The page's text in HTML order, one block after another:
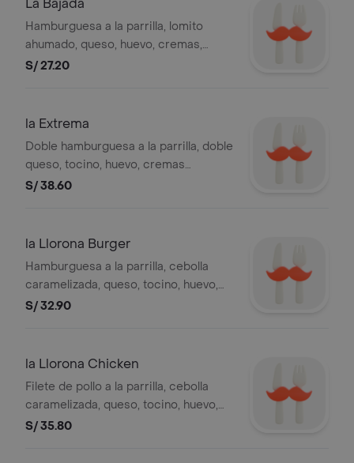
La Bajada
Hamburguesa a la parrilla, lomito
ahumado, queso, huevo, cremas,
ensalada y papas al hilo.
S/ 27.20
la Extrema
Doble hamburguesa a la parrilla, doble
queso, tocino, huevo, cremas
ensalada y papas al hilo.
S/ 38.60
la Llorona Burger
Hamburguesa a la parrilla, cebolla
caramelizada, queso, tocino, huevo,
cremas, ensalada y papas al hilo.
S/ 32.90
la Llorona Chicken
Filete de pollo a la parrilla, cebolla
caramelizada, queso, tocino, huevo,
cremas, ensalada y papas al hilo.
S/ 35.80